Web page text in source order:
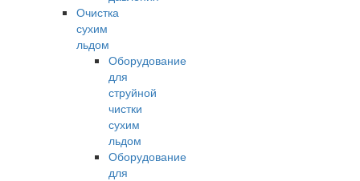
Очистка
сухим
льдом
Оборудование
для
струйной
чистки
сухим
льдом
Оборудование
для